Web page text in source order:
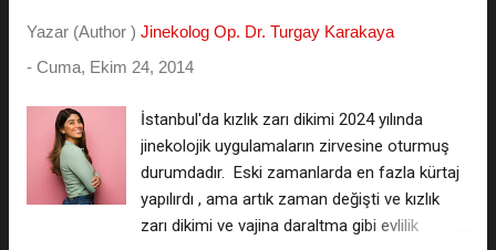
veriyorum , kızlık zarı dikimi , vakum kürtaj ,
birçok kongre ve çalışmaya iştirak ettim ,
kendi mesleğimde uzmanlık diplomalarım
dışında birçok konuda sertifikalarım
mevcuttur. Şu an tarihi ile 55 yaşımdayım ve
Estetik Ameliyatlar: Sağlık ve Estetik
Arasındaki Dengede Jinekologlar, kadın
Yazar (Author ) Jinekolog Op. Dr. Turgay Karakaya
- Cuma, Ekim 24, 2014
İstanbul'da kızlık zarı dikimi 2024 yılında
jinekolojik uygulamaların zirvesine oturmuş
durumdadır. Eski zamanlarda en fazla kürtaj
yapılırdı , ama artık zaman değişti ve kızlık
zarı dikimi ve vajina daraltma gibi evlilik